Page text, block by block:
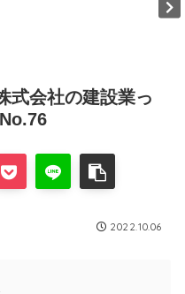
式会社の建設業っ
2022.10.06